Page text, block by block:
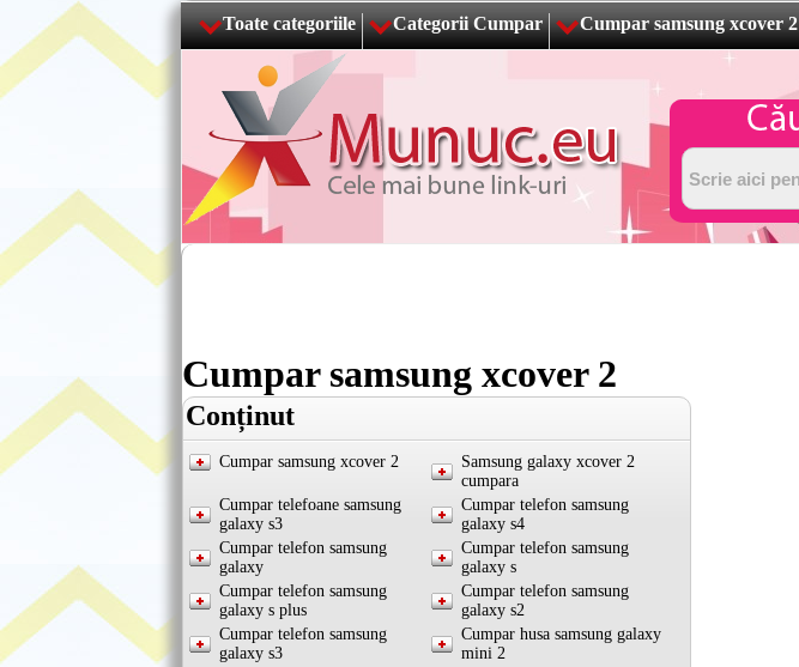
Toate categoriile Categorii Cumpar Cumpar samsung xcover 2
Cumpar samsung xcover 2
Conținut
Cumpar samsung xcover 2
Samsung galaxy xcover 2
cumpara
Cumpar telefoane samsung
galaxy s3
Cumpar telefon samsung
galaxy s4
Cumpar telefon samsung
galaxy
Cumpar telefon samsung
galaxy s
Cumpar telefon samsung
galaxy s plus
Cumpar telefon samsung
galaxy s2
Cumpar telefon samsung
galaxy s3
Cumpar husa samsung galaxy
mini 2